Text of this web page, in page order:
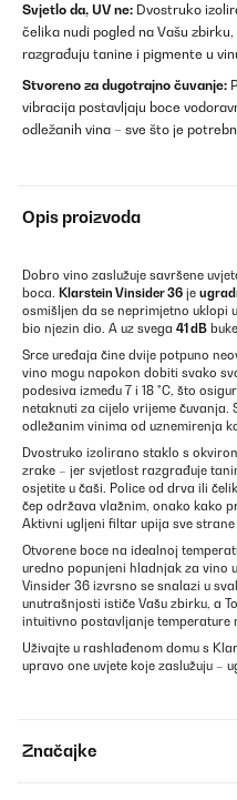
Svjetlo da, UV ne: Dvostruko
čelika nudi pogled na Vašu
razgrađuju tanine i pigmente u
Stvoreno za dugotrajno čuvanje:
vibracija postavljaju boce
odležanih vina – sve što je
Opis proizvoda
Dobro vino zaslužuje savršene
boca. Klarstein Vinsider 36 je
osmišljen da se neprimjetno uklopi
bio njezin dio. A uz svega 41 dB
Srce uređaja čine dvije potpuno
vino mogu napokon dobiti svako
podesiva između 7 i 18 °C, što
netaknuti za cijelo vrijeme
odležanim vinima od uznemirenja
Dvostruko izolirano staklo s
zrake – jer svjetlost razgrađuje
osjetite u čaši. Police od drva ili
čep održava vlažnim, onako kako
Aktivni ugljeni filtar upija sve
Otvorene boce na idealnoj
uredno popunjeni hladnjak za vino
Vinsider 36 izvrsno se snalazi u
unutrašnjosti ističe Vašu zbirku, a
intuitivno postavljanje temperature
Uživajte u rashlađenom domu s
upravo one uvjete koje zaslužuju –
Značajke